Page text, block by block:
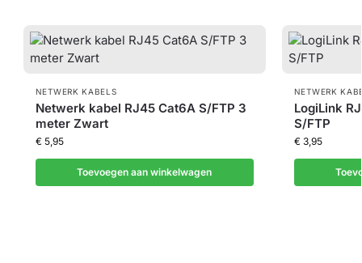
NETWERK KABELS
Netwerk kabel RJ45 Cat6A S/FTP 3
meter Zwart
€5,95
Toevoegen aan winkelwagen
NETWERK
LogiLink
S/FTP
€3,95